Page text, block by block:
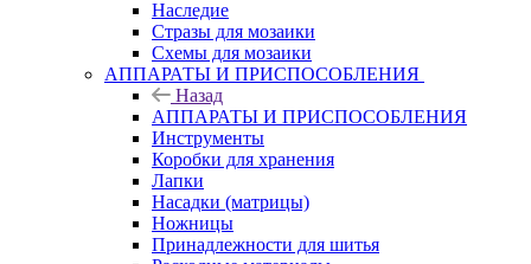
Наследие
Стразы для мозаики
Схемы для мозаики
АППАРАТЫ И ПРИСПОСОБЛЕНИЯ
Назад
АППАРАТЫ И ПРИСПОСОБЛЕНИЯ
Инструменты
Коробки для хранения
Лапки
Насадки (матрицы)
Ножницы
Принадлежности для шитья